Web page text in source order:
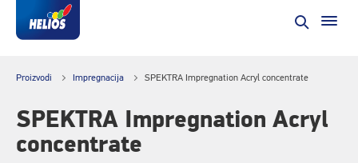
Proizvodi Impregnacija SPEKTRA Impregnation Acryl concentrate
SPEKTRA Impregnation Acryl
concentrate